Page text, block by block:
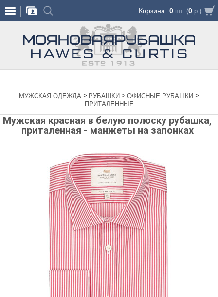
Корзина 0 шт. (0 р.)
МУЖСКАЯ ОДЕЖДА > РУБАШКИ > ОФИСНЫЕ РУБАШКИ >
ПРИТАЛЕННЫЕ
Мужская красная в белую полоску рубашка,
приталенная - манжеты на запонках